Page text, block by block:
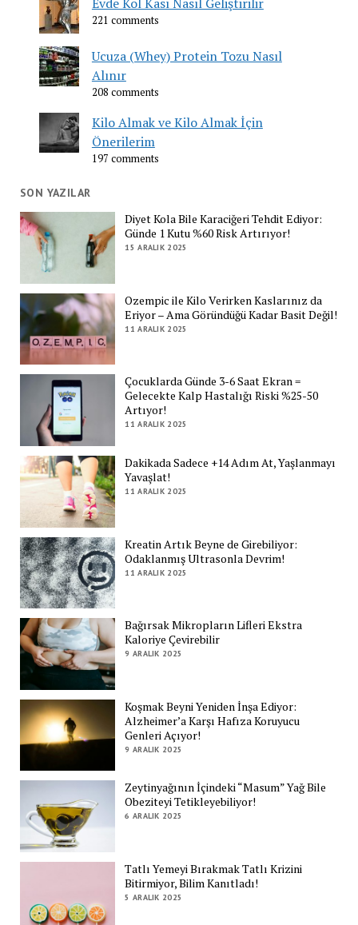
221 comments
Ucuza (Whey) Protein Tozu Nasıl
Alınır
208 comments
Kilo Almak ve Kilo Almak İçin
Önerilerim
197 comments
SON YAZILAR
Diyet Kola Bile Karaciğeri Tehdit Ediyor:
Günde 1 Kutu %60 Risk Artırıyor!
15 ARALIK 2025
Ozempic ile Kilo Verirken Kaslarınız da
Eriyor – Ama Göründüğü Kadar Basit Değil!
11 ARALIK 2025
Çocuklarda Günde 3-6 Saat Ekran =
Gelecekte Kalp Hastalığı Riski %25-50
Artıyor!
11 ARALIK 2025
Dakikada Sadece +14 Adım At, Yaşlanmayı
Yavaşlat!
11 ARALIK 2025
Kreatin Artık Beyne de Girebiliyor:
Odaklanmış Ultrasonla Devrim!
11 ARALIK 2025
Bağırsak Mikropların Lifleri Ekstra
Kaloriye Çevirebilir
9 ARALIK 2025
Koşmak Beyni Yeniden İnşa Ediyor:
Alzheimer’a Karşı Hafıza Koruyucu
Genleri Açıyor!
9 ARALIK 2025
Zeytinyağının İçindeki “Masum” Yağ Bile
Obeziteyi Tetikleyebiliyor!
6 ARALIK 2025
Tatlı Yemeyi Bırakmak Tatlı Krizini
Bitirmiyor, Bilim Kanıtladı!
5 ARALIK 2025